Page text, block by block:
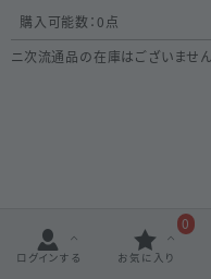
購入可能数：0点
ニ次流通品の在庫はございません
ログインする お気に入り
0